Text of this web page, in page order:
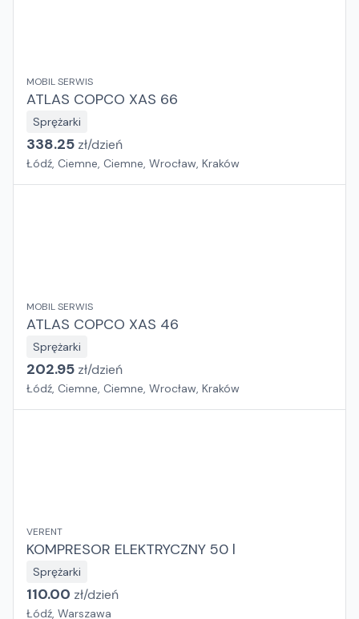
MOBIL SERWIS
ATLAS COPCO XAS 66
Sprężarki
338.25 zł/dzień
Łódź, Ciemne, Ciemne, Wrocław, Kraków
MOBIL SERWIS
ATLAS COPCO XAS 46
Sprężarki
202.95 zł/dzień
Łódź, Ciemne, Ciemne, Wrocław, Kraków
VERENT
KOMPRESOR ELEKTRYCZNY 50 l
Sprężarki
110.00 zł/dzień
Łódź, Warszawa